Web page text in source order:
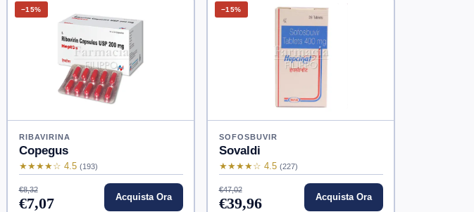
−15%
RIBAVIRINA
Copegus
★★★★☆ 4.5 (193)
€8,32
€7,07 Acquista Ora
−15%
SOFOSBUVIR
Sovaldi
★★★★☆ 4.5 (227)
€47,02
€39,96 Acquista Ora